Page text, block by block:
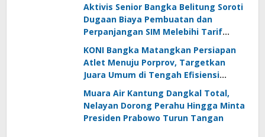
Panggilan
Aktivis Senior Bangka Belitung Soroti
Dugaan Biaya Pembuatan dan
Perpanjangan SIM Melebihi Tarif
Resmi, Kapolres Bangka Beri
Tanggapan
KONI Bangka Matangkan Persiapan
Atlet Menuju Porprov, Targetkan
Juara Umum di Tengah Efisiensi
Anggaran
Muara Air Kantung Dangkal Total,
Nelayan Dorong Perahu Hingga Minta
Presiden Prabowo Turun Tangan